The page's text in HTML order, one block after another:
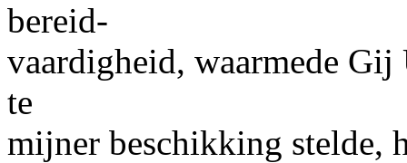
bereid-
vaardigheid, waarmede
te
mijner beschikking stelde,